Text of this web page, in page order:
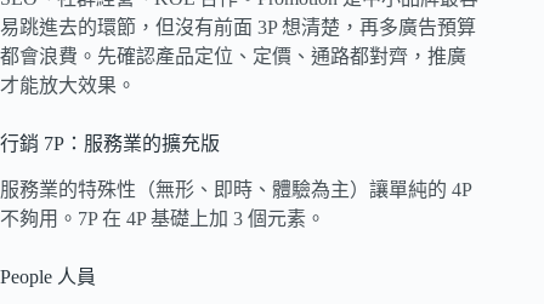
易跳進去的環節，但沒有前面 3P 想清楚，再多廣告預算
都會浪費。先確認產品定位、定價、通路都對齊，推廣
才能放大效果。
行銷 7P：服務業的擴充版
服務業的特殊性（無形、即時、體驗為主）讓單純的 4P
不夠用。7P 在 4P 基礎上加 3 個元素。
People 人員